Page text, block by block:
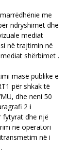
me
ndryshimet dhe
mediat
në trajtimin në
shërbimet .
masë publike e
për shkak të
dhe neni 50
2 i
fytyrat dhe një
në operatori
në i